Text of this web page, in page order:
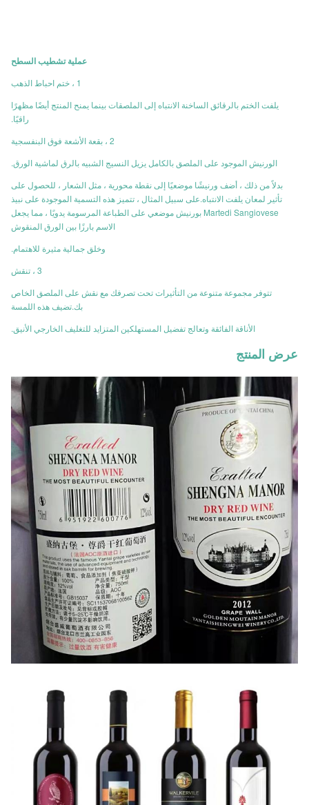
عملية تشطيب السطح
1 ، ختم احباط الذهب
يلفت الختم بالرقائق الساخنة الانتباه إلى الملصقات بينما يمنح المنتج أيضًا مظهرًا
راقيًا.
2 ، بقعة الأشعة فوق البنفسجية
الورنيش الموجود على الملصق بالكامل يزيل النسيج الشبيه بالرق لماشية الورق.
بدلاً من ذلك ، أضف ورنيشًا موضعيًا إلى نقطة محورية ، مثل الشعار ، للحصول على
تأثير لمعان يلفت الانتباه.على سبيل المثال ، تتميز هذه التسمية الموجودة على نبيذ
Martedi Sangiovese بورنيش موضعي على الطباعة المرسومة يدويًا ، مما يجعل
الاسم بارزًا بين الورق المنقوش
وخلق جمالية مثيرة للاهتمام.
3 ، تنقش
تتوفر مجموعة متنوعة من التأثيرات تحت تصرفك مع نقش على الملصق الخاص
بك.تضيف هذه اللمسة
الأناقة الفائقة وتعالج تفضيل المستهلكين المتزايد للتغليف الخارجي الأنيق.
عرض المنتج